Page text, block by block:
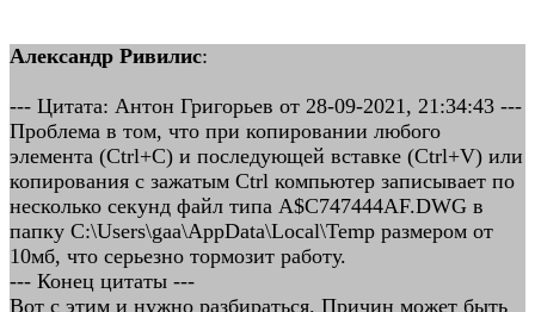
Александр Ривилис:
--- Цитата: Антон Григорьев от 28-09-2021, 21:34:43 ---
Проблема в том, что при копировании любого
элемента (Ctrl+C) и последующей вставке (Ctrl+V) или
копирования с зажатым Ctrl компьютер записывает по
несколько секунд файл типа A$C747444AF.DWG в
папку C:\Users\gaa\AppData\Local\Temp размером от
10мб, что серьезно тормозит работу.
--- Конец цитаты ---
Вот с этим и нужно разбираться. Причин может быть